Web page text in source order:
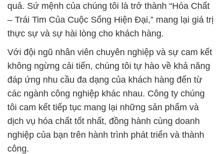
quả. Sứ mệnh của chúng tôi là trở thành “Hóa Chất
– Trái Tim Của Cuộc Sống Hiện Đại,” mang lại giá trị
thực sự và sự hài lòng cho khách hàng.
Với đội ngũ nhân viên chuyên nghiệp và sự cam kết
không ngừng cải tiến, chúng tôi tự hào về khả năng
đáp ứng nhu cầu đa dạng của khách hàng đến từ
các ngành công nghiệp khác nhau. Công ty chúng
tôi cam kết tiếp tục mang lại những sản phẩm và
dịch vụ hóa chất tốt nhất, đồng hành cùng doanh
nghiệp của bạn trên hành trình phát triển và thành
công.